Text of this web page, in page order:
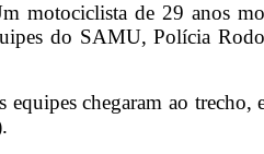
motociclista de 29 anos
do SAMU, Polícia
chegaram ao trecho,